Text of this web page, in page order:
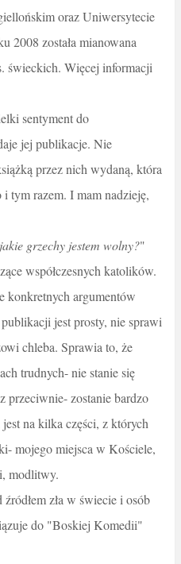
oraz Uniwersytecie
2008 została mianowana
świeckich. Więcej informacji
sentyment do
jej publikacje. Nie
przez nich wydaną, która
i tym razem. I mam nadzieję,
grzechy jestem wolny?"
współczesnych katolików.
konkretnych argumentów
jest prosty, nie sprawi
chleba. Sprawia to, że
trudnych- nie stanie się
przeciwnie- zostanie bardzo
na kilka części, z których
mojego miejsca w Kościele,
modlitwy.
zła w świecie i osób
do "Boskiej Komedii"